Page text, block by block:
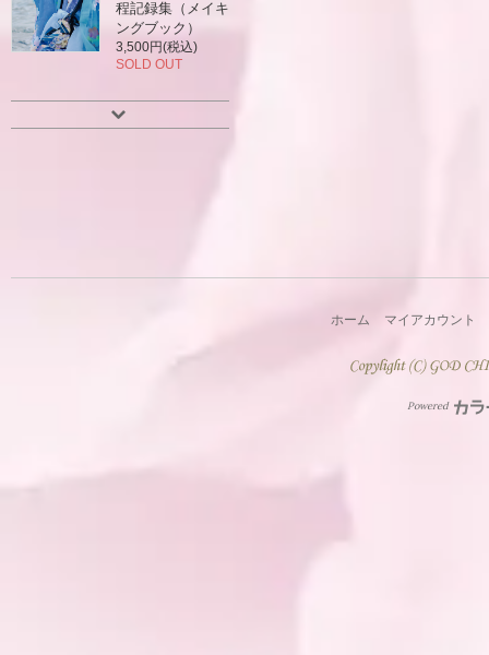
程記録集（メイキ
ングブック）
3,500円(税込)
SOLD OUT
ホーム マイアカウント
Powered